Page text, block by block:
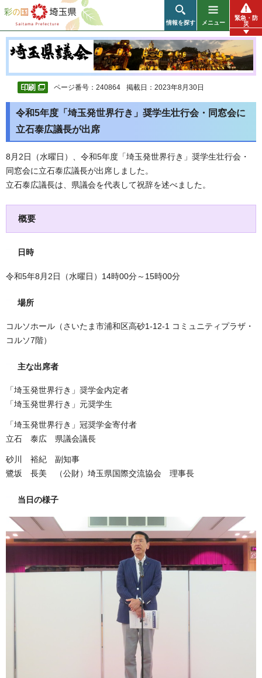
彩の国 埼玉県
情報を探す メニュー
緊急・防
災
ページ番号：240864 掲載日：2023年8月30日
令和5年度「埼玉発世界行き」奨学生壮行会・同窓会に
立石泰広議長が出席
8月2日（水曜日）、令和5年度「埼玉発世界行き」奨学生壮行会・
同窓会に立石泰広議長が出席しました。
立石泰広議長は、県議会を代表して祝辞を述べました。
概要
日時
令和5年8月2日（水曜日）14時00分～15時00分
場所
コルソホール（さいたま市浦和区高砂1-12-1 コミュニティプラザ・
コルソ7階）
主な出席者
「埼玉発世界行き」奨学金内定者
「埼玉発世界行き」元奨学生
「埼玉発世界行き」冠奨学金寄付者
立石 泰広 県議会議長
砂川 裕紀 副知事
鷺坂 長美 （公財）埼玉県国際交流協会 理事長
当日の様子